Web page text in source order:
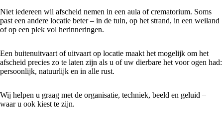
Niet iedereen wil afscheid nemen in een aula of crematorium. Soms
past een andere locatie beter – in de tuin, op het strand, in een weiland
of op een plek vol herinneringen.
Een buitenuitvaart of uitvaart op locatie maakt het mogelijk om het
afscheid precies zo te laten zijn als u of uw dierbare het voor ogen had:
persoonlijk, natuurlijk en in alle rust.
Wij helpen u graag met de organisatie, techniek, beeld en geluid –
waar u ook kiest te zijn.